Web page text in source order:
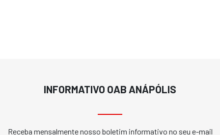
INFORMATIVO OAB ANÁPÓLIS
Receba mensalmente nosso boletim informativo no seu e-mail